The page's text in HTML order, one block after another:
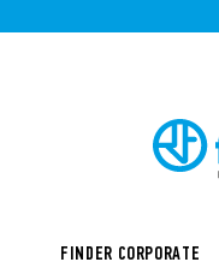
FINDER CORPORATE